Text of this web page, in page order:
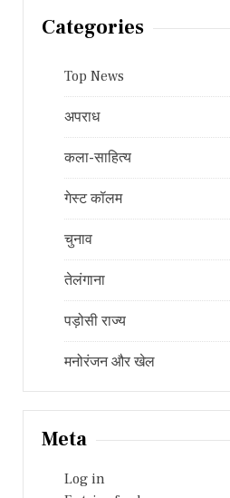
Categories
Top News
अपराध
कला-साहित्य
गेस्ट कॉलम
चुनाव
तेलंगाना
पड़ोसी राज्य
मनोरंजन और खेल
Meta
Log in